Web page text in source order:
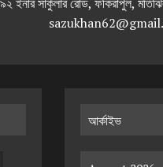
আর্কাইভ